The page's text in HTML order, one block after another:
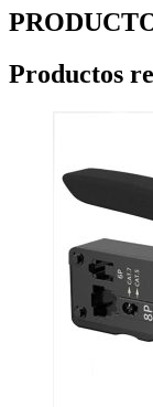
Productos